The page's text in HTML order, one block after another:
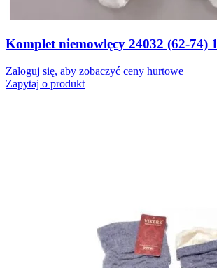
Komplet niemowlęcy 24032 (62-74) 1
Zaloguj się, aby zobaczyć ceny hurtowe
Zapytaj o produkt